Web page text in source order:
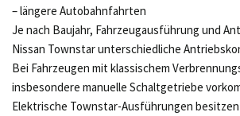
– längere Autobahnfahrten
Je nach Baujahr, Fahrzeugausführung und
Nissan Townstar unterschiedliche
Bei Fahrzeugen mit klassischem
insbesondere manuelle Schaltgetriebe
Elektrische Townstar-Ausführungen